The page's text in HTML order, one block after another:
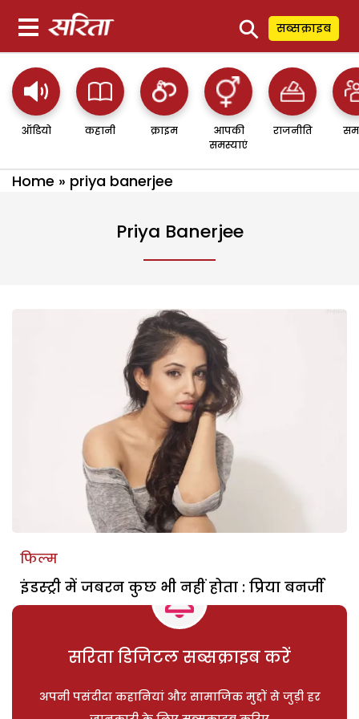
⚲ सब्सक्राइब
ऑडियो कहानी क्राइम
आपकी
समस्याएं
राजनीति
Home » priya banerjee
Priya Banerjee
फिल्म
इंडस्ट्री में जबरन कुछ भी नहीं होता : प्रिया बनर्जी
सरिता डिजिटल सब्सक्राइब करें
अपनी पसंदीदा कहानियां और सामाजिक मुद्दों से जुड़ी हर